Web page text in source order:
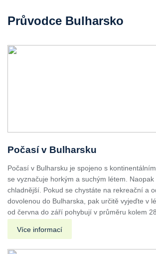
Průvodce Bulharsko
Počasí v Bulharsku
Počasí v Bulharsku je spojeno s
se vyznačuje horkým a suchým létem.
chladnější. Pokud se chystáte na rekreační a
dovolenou do Bulharska, pak určitě vyjeďte v
od června do září pohybují v průměru kolem
Více informací